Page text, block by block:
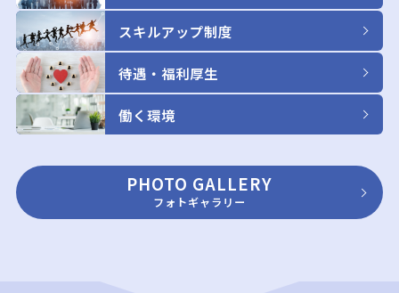
スキルアップ制度
待遇・福利厚生
働く環境
PHOTO GALLERY
フォトギャラリー